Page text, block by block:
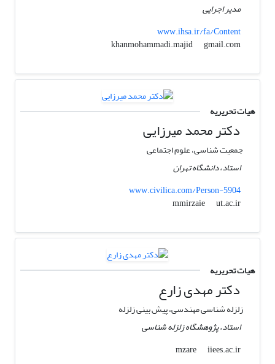
مدیر اجرایی
www.ihsa.ir/fa/Content
khanmohammadi.majid
gmail.com
هیات تحریریه
دکتر محمد میرزایی
جمعیت شناسی، علوم اجتماعی
استاد، دانشگاه تهران
www.civilica.com/Person-5904
mmirzaie
ut.ac.ir
هیات تحریریه
دکتر مهدی زارع
زلزله شناسی مهندسی، پیش بینی زلزله
استاد، پژوهشگاه زلزله شناسی
mzare
iiees.ac.ir